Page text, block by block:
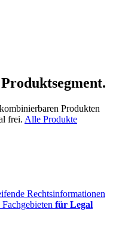
Produkten
frei. Alle Produkte
Rechtsinformationen
für Legal